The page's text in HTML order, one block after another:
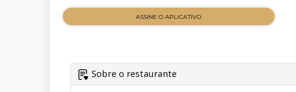
ASSINE O APLICATIVO
Sobre o restaurante